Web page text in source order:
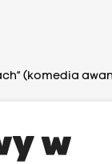
(komedia
w